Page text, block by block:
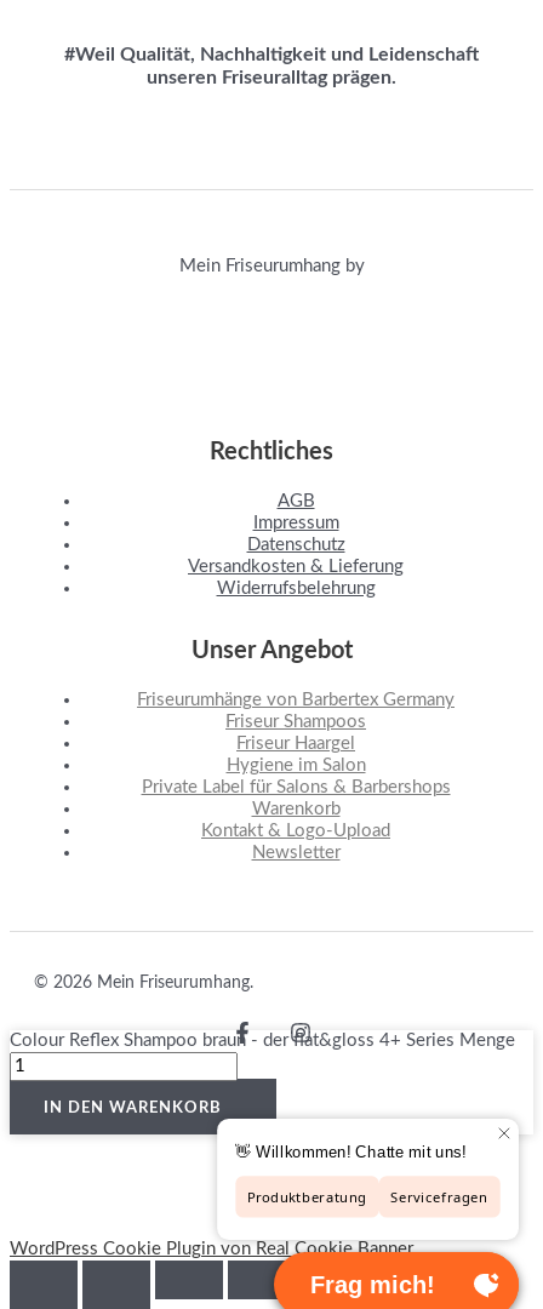
#Weil Qualität, Nachhaltigkeit und Leidenschaft
unseren Friseuralltag prägen.
Mein Friseurumhang by
Rechtliches
AGB
Impressum
Datenschutz
Versandkosten & Lieferung
Widerrufsbelehrung
Unser Angebot
Friseurumhänge von Barbertex Germany
Friseur Shampoos
Friseur Haargel
Hygiene im Salon
Private Label für Salons & Barbershops
Warenkorb
Kontakt & Logo-Upload
Newsletter
© 2026 Mein Friseurumhang.
VERTRAG WIDERRUFEN
Colour Reflex Shampoo braun - der flat&gloss 4+ Series Menge
IN DEN WARENKORB
WordPress Cookie Plugin von Real Cookie Banner